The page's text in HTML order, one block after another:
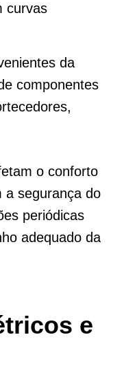
curvas
da
componentes
o conforto
a segurança do
periódicas
adequado da
e